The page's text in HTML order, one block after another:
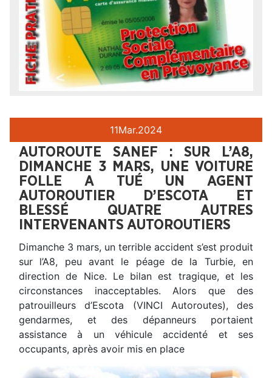
11Mar.2024
AUTOROUTE SANEF : SUR L’A8,
DIMANCHE 3 MARS, UNE VOITURE
FOLLE A TUÉ UN AGENT
AUTOROUTIER D’ESCOTA ET
BLESSÉ QUATRE AUTRES
INTERVENANTS AUTOROUTIERS
Dimanche 3 mars, un terrible accident s’est produit
sur l’A8, peu avant le péage de la Turbie, en
direction de Nice. Le bilan est tragique, et les
circonstances inacceptables. Alors que des
patrouilleurs d’Escota (VINCI Autoroutes), des
gendarmes, et des dépanneurs portaient
assistance à un véhicule accidenté et ses
occupants, après avoir mis en place